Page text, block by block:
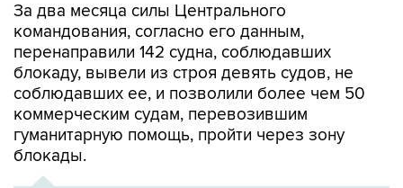
За два месяца силы Центрального
командования, согласно его данным,
перенаправили 142 судна, соблюдавших
блокаду, вывели из строя девять судов, не
соблюдавших ее, и позволили более чем 50
коммерческим судам, перевозившим
гуманитарную помощь, пройти через зону
блокады.